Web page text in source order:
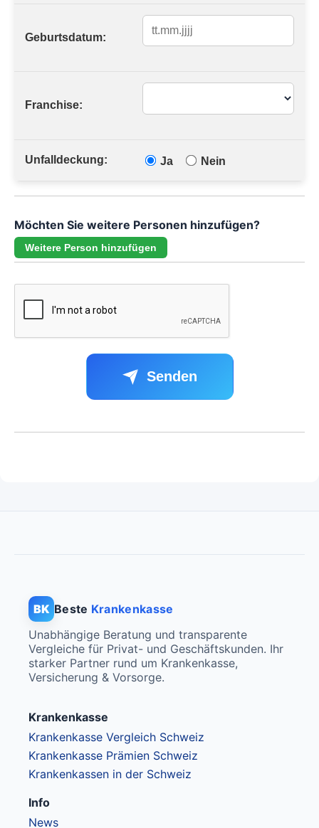
Geburtsdatum:
Franchise:
Unfalldeckung: Ja Nein
Möchten Sie weitere Personen hinzufügen?
Weitere Person hinzufügen
Senden
BK Beste Krankenkasse
Unabhängige Beratung und transparente
Vergleiche für Privat- und Geschäftskunden. Ihr
starker Partner rund um Krankenkasse,
Versicherung & Vorsorge.
Krankenkasse
Krankenkasse Vergleich Schweiz
Krankenkasse Prämien Schweiz
Krankenkassen in der Schweiz
Info
News